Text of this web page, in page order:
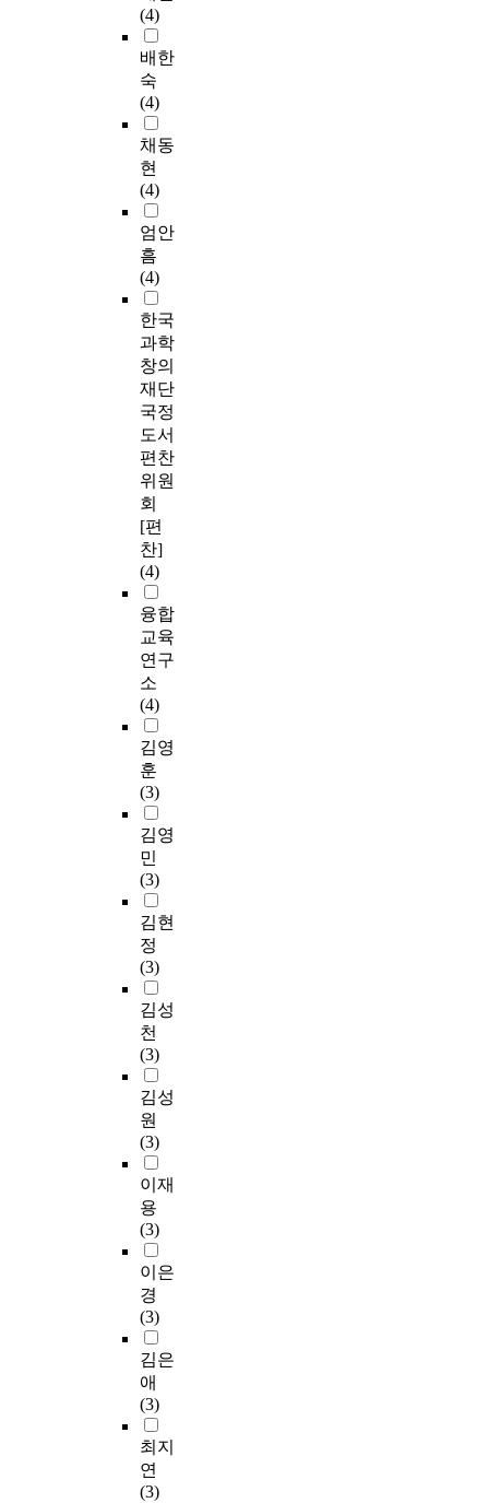
(4)
배한
숙
(4)
채동
현
(4)
엄안
흠
(4)
한국
과학
창의
재단
국정
도서
편찬
위원
회
[편
찬]
(4)
융합
교육
연구
소
(4)
김영
훈
(3)
김영
민
(3)
김현
정
(3)
김성
천
(3)
김성
원
(3)
이재
용
(3)
이은
경
(3)
김은
애
(3)
최지
연
(3)